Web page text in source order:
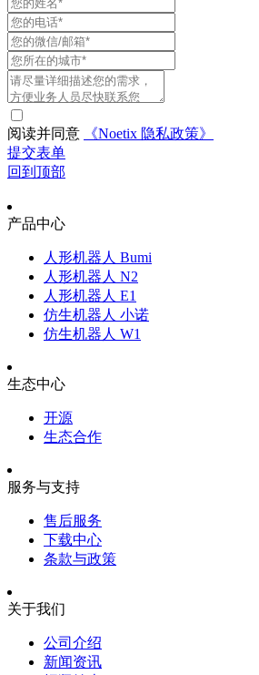
阅读并同意
《Noetix 隐私政策》
提交表单
回到顶部
产品中心
人形机器人 Bumi
人形机器人 N2
人形机器人 E1
仿生机器人 小诺
仿生机器人 W1
生态中心
开源
生态合作
服务与支持
售后服务
下载中心
条款与政策
关于我们
公司介绍
新闻资讯